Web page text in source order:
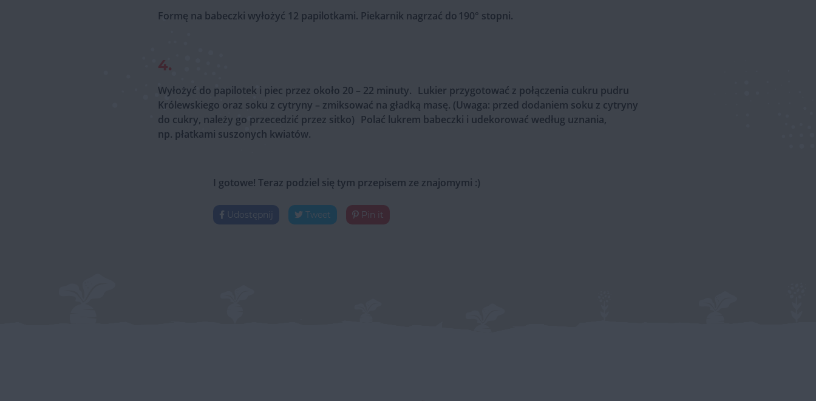
Formę na babeczki wyłożyć 12 papilotkami. Piekarnik nagrzać do 190° stopni.
4.
Wyłożyć do papilotek i piec przez około 20 – 22 minuty. Lukier przygotować z połączenia cukru pudru
Królewskiego oraz soku z cytryny – zmiksować na gładką masę. (Uwaga: przed dodaniem soku z cytryny
do cukry, należy go przecedzić przez sitko) Polać lukrem babeczki i udekorować według uznania,
np. płatkami suszonych kwiatów.
I gotowe! Teraz podziel się tym przepisem ze znajomymi :)
Udostępnij Tweet Pin it